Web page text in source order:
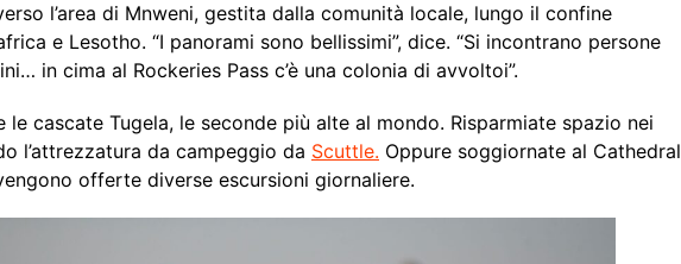
l’area di Mnweni, gestita dalla comunità locale, lungo il confine
e Lesotho. “I panorami sono bellissimi”, dice. “Si incontrano persone
in cima al Rockeries Pass c’è una colonia di avvoltoi”.
le cascate Tugela, le seconde più alte al mondo. Risparmiate spazio nei
l’attrezzatura da campeggio da Scuttle. Oppure soggiornate al Cathedral
offerte diverse escursioni giornaliere.